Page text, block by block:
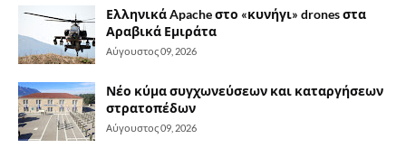
Ελληνικά Apache στο «κυνήγι» drones στα
Αραβικά Εμιράτα
Αύγουστος 09, 2026
Νέο κύμα συγχωνεύσεων και καταργήσεων
στρατοπέδων
Αύγουστος 09, 2026